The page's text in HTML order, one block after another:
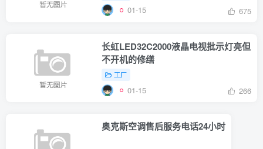
01-15 675
长虹LED32C2000液晶电视批示灯亮但
不开机的修缮
工厂
01-15 266
奥克斯空调售后服务电话24小时